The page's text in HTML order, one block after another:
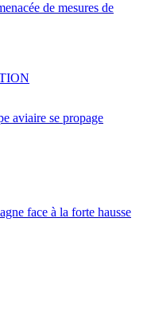
de mesures de
aviaire se propage
face à la forte hausse